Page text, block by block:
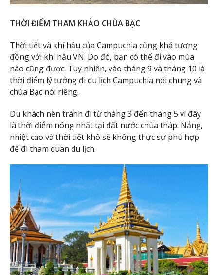
THỜI ĐIỂM THAM KHẢO CHÙA BẠC
Thời tiết và khí hậu của Campuchia cũng khá tương
đồng với khí hậu VN. Do đó, bạn có thể đi vào mùa
nào cũng được. Tuy nhiên, vào tháng 9 và tháng 10 là
thời điểm lý tưởng đi du lịch Campuchia nói chung và
chùa Bạc nói riêng.
Du khách nên tránh đi từ tháng 3 đến tháng 5 vì đây
là thời điểm nóng nhất tại đất nước chùa tháp. Nắng,
nhiệt cao và thời tiết khô sẽ không thực sự phù hợp
để đi tham quan du lịch.